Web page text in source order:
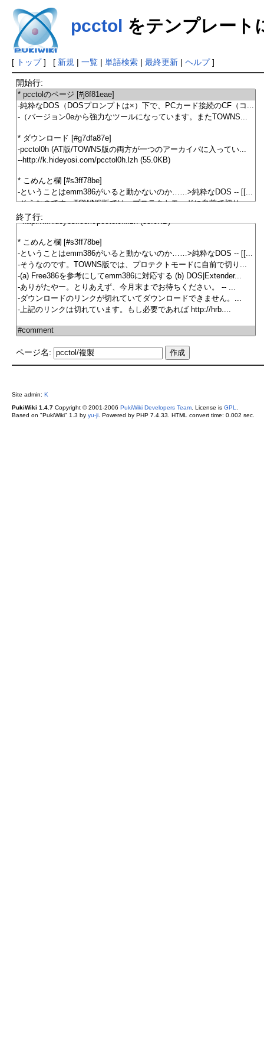
pcctol をテンプレート
[ トップ] [ 新規 | 一覧| 単語検索| 最終更新| ヘルプ]
開始行:
終了行:
ページ名:
Site admin: K
PukiWiki 1.4.7Copyright © 2001-2006 PukiWiki Developers Team. License is GPL
Based on "PukiWiki" 1.3 by yu-ji. Powered by PHP 7.4.33. HTML convert time: 0.002 sec.